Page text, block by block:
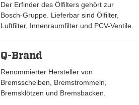
Der Erfinder des Ölfilters gehört zur
Bosch-Gruppe. Lieferbar sind Ölfilter,
Luftfilter, Innenraumfilter und PCV-Ventile.
Q-Brand
Renommierter Hersteller von
Bremsscheiben, Bremstrommeln,
Bremsklötzen und Bremsbacken.